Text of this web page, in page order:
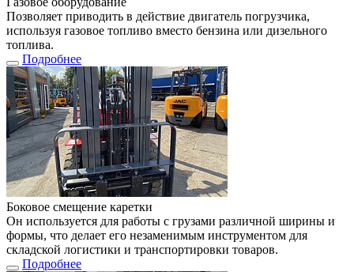
Позволяет приводить в действие двигатель погрузчика,
используя газовое топливо вместо бензина или дизельного
топлива.
Подробнее
Боковое смещение каретки
Он используется для работы с грузами различной ширины и
формы, что делает его незаменимым инструментом для
складской логистики и транспортировки товаров.
Подробнее